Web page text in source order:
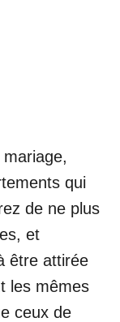
qui
de ne plus
et
être attirée
les mêmes
ceux de